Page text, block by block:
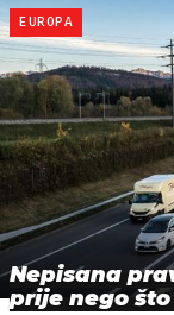
EUROPA
Nepisana
prije nego